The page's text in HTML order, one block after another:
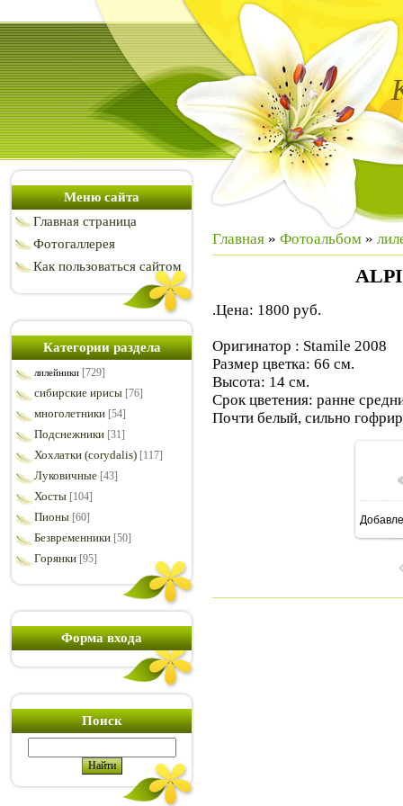
Меню сайта
Главная страница
Фотогаллерея
Как пользоваться сайтом
Категории раздела
лилейники [729]
сибирские ирисы [76]
многолетники [54]
Подснежники [31]
Хохлатки (corydalis) [117]
Луковичные [43]
Хосты [104]
Пионы [60]
Безвременники [50]
Горянки [95]
Форма входа
Поиск
Главная » Фотоальбом »
.Цена: 1800 руб.
Оригинатор : Stamile 2008
Размер цветка: 66 см.
Высота: 14 см.
Срок цветения: ранне
Почти белый, сильно